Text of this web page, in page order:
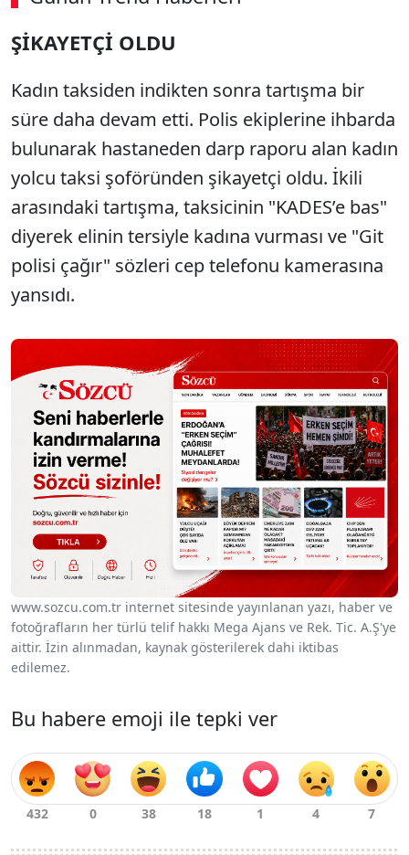
SÖZCÜ SON DAKİKA
ŞİKAYETÇİ OLDU
Kadın taksiden indikten sonra tartışma bir
süre daha devam etti. Polis ekiplerine ihbarda
bulunarak hastaneden darp raporu alan kadın
yolcu taksi şoföründen şikayetçi oldu. İkili
arasındaki tartışma, taksicinin "KADES’e bas"
diyerek elinin tersiyle kadına vurması ve "Git
polisi çağır" sözleri cep telefonu kamerasına
yansıdı.
www.sozcu.com.tr internet sitesinde yayınlanan yazı, haber ve
fotoğrafların her türlü telif hakkı Mega Ajans ve Rek. Tic. A.Ş'ye
aittir. İzin alınmadan, kaynak gösterilerek dahi iktibas
edilemez.
Bu habere emoji ile tepki ver